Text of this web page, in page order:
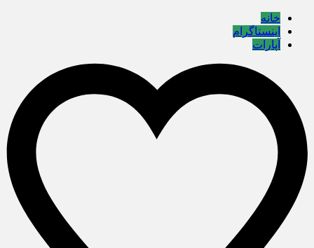
خانه
اینستاگرام
آپارات